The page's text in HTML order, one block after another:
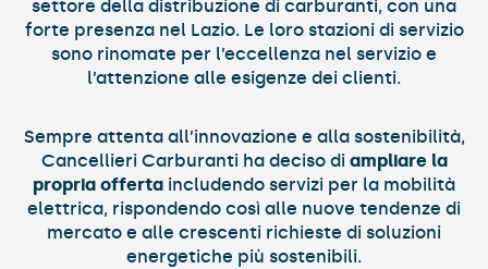
settore della distribuzione di carburanti, con una
forte presenza nel Lazio. Le loro stazioni di servizio
sono rinomate per l’eccellenza nel servizio e
l’attenzione alle esigenze dei clienti.
Sempre attenta all’innovazione e alla sostenibilità,
Cancellieri Carburanti ha deciso di ampliare la
propria offerta includendo servizi per la mobilità
elettrica, rispondendo così alle nuove tendenze di
mercato e alle crescenti richieste di soluzioni
energetiche più sostenibili.